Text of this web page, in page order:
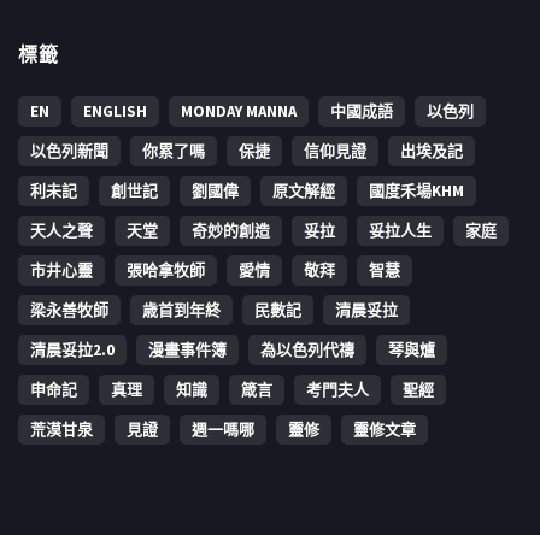
標籤
EN ENGLISH MONDAY MANNA 中國成語
以色列
以色列新聞
你累了嗎 保捷 信仰見證
出埃及記
利未記
創世記 劉國偉 原文解經
國度禾場KHM
天人之聲
天堂 奇妙的創造 妥拉 妥拉人生
家庭
市井心靈
張哈拿牧師 愛情 敬拜
智慧
梁永善牧師
歳首到年終 民數記
清晨妥拉
清晨妥拉2.0
漫畫事件簿 為以色列代禱
琴與爐
申命記
真理 知識 箴言 考門夫人
聖經
荒漠甘泉
見證 週一嗎哪 靈修 靈修文章